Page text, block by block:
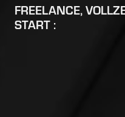
FREELANCE,
START :